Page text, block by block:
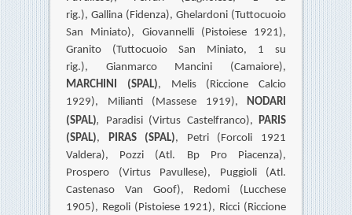
rig.), Gallina (Fidenza), Ghelardoni (Tuttocuoio
San Miniato), Giovannelli (Pistoiese 1921),
Granito (Tuttocuoio San Miniato, 1 su
rig.), Gianmarco Mancini (Camaiore),
MARCHINI (SPAL), Melis (Riccione Calcio
1929), Milianti (Massese 1919), NODARI
(SPAL), Paradisi (Virtus Castelfranco), PARIS
(SPAL), PIRAS (SPAL), Petri (Forcoli 1921
Valdera), Pozzi (Atl. Bp Pro Piacenza),
Prospero (Virtus Pavullese), Puggioli (Atl.
Castenaso Van Goof), Redomi (Lucchese
1905), Regoli (Pistoiese 1921), Ricci (Riccione